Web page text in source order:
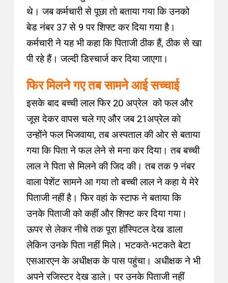
थे। जब कर्मचारी से पूछा तो बताया गया कि उनको
बेड नंबर 37 से 9 पर शिफ्ट कर दिया गया है।
कर्मचारी ने यह भी कहा कि पिताजी ठीक हैं, ठीक से खा
पी रहे हैं। जल्दी डिस्चार्ज कर दिया जाएगा।
फिर मिलने गए तब सामने आई सच्चाई
इसके बाद बच्ची लाल फिर 20 अप्रेल को फल और
जूस देकर वापस चले गए और जब 21अप्रेल को
उन्होंने फल भिजवाया, तब अस्पताल की ओर से बताया
गया कि पिता ने फल लेने से मना कर दिया। तब बच्ची
लाल ने पिता से मिलने की जिद की। तब तक 9 नंबर
वाला पेशेंट सामने आ गया तो बच्ची लाल ने कहा ये मेरे
पिताजी नहीं है। फिर वहां के स्टाफ ने बताया कि
उनके पिताजी को कहीं और शिफ्ट कर दिया गया।
ऊपर से लेकर नीचे तक पूरा हॉस्पिटल देख डाला
लेकिन उनके पिता नहीं मिले। भटकते-भटकते बेटा
एसआरएन के अधीक्षक के पास पहुंचा। अधीक्षक ने भी
अपने रजिस्टर देख डाले। पर उनके पिताजी नहीं